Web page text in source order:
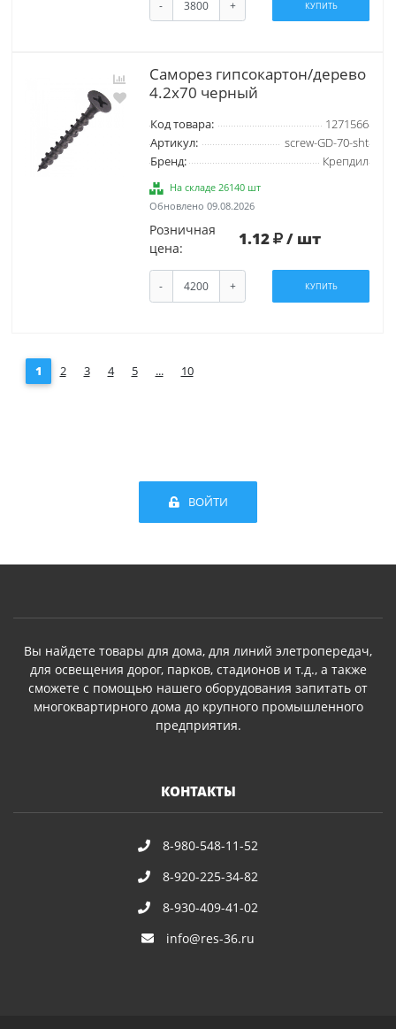
- + КУПИТЬ
Саморез гипсокартон/дерево
4.2х70 черный
Код товара:
1271566
Артикул:
screw-GD-70-sht
Бренд:
Крепдил
На складе 26140 шт
Обновлено 09.08.2026
Розничная
цена:
1.12 / шт
- + КУПИТЬ
1 2 3 4 5 ... 10
ВОЙТИ
Вы найдете товары для дома, для линий элетропередач,
для освещения дорог, парков, стадионов и т.д., а также
сможете с помощью нашего оборудования запитать от
многоквартирного дома до крупного промышленного
предприятия.
КОНТАКТЫ
8-980-548-11-52
8-920-225-34-82
8-930-409-41-02
info@res-36.ru